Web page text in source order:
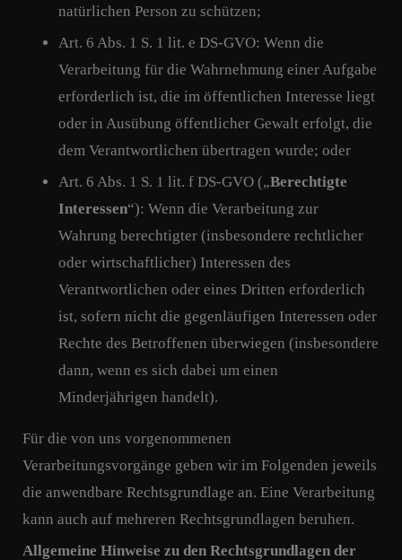
natürlichen Person zu schützen;
Art. 6 Abs. 1 S. 1 lit. e DS-GVO: Wenn die
Verarbeitung für die Wahrnehmung einer Aufgabe
erforderlich ist, die im öffentlichen Interesse liegt
oder in Ausübung öffentlicher Gewalt erfolgt, die
dem Verantwortlichen übertragen wurde; oder
Art. 6 Abs. 1 S. 1 lit. f DS-GVO („Berechtigte
Interessen“): Wenn die Verarbeitung zur
Wahrung berechtigter (insbesondere rechtlicher
oder wirtschaftlicher) Interessen des
Verantwortlichen oder eines Dritten erforderlich
ist, sofern nicht die gegenläufigen Interessen oder
Rechte des Betroffenen überwiegen (insbesondere
dann, wenn es sich dabei um einen
Minderjährigen handelt).
Für die von uns vorgenommenen
Verarbeitungsvorgänge geben wir im Folgenden jeweils
die anwendbare Rechtsgrundlage an. Eine Verarbeitung
kann auch auf mehreren Rechtsgrundlagen beruhen.
Allgemeine Hinweise zu den Rechtsgrundlagen der